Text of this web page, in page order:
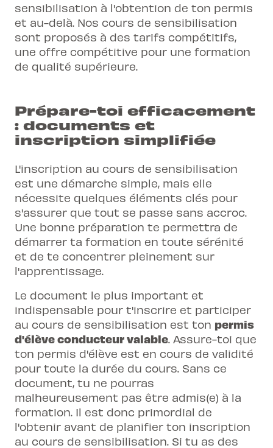
sensibilisation à l'obtention de ton permis
et au-delà. Nos cours de sensibilisation
sont proposés à des tarifs compétitifs,
une offre compétitive pour une formation
de qualité supérieure.
Prépare-toi efficacement
: documents et
inscription simplifiée
L'inscription au cours de sensibilisation
est une démarche simple, mais elle
nécessite quelques éléments clés pour
s'assurer que tout se passe sans accroc.
Une bonne préparation te permettra de
démarrer ta formation en toute sérénité
et de te concentrer pleinement sur
l'apprentissage.
Le document le plus important et
indispensable pour t'inscrire et participer
au cours de sensibilisation est ton permis
d'élève conducteur valable. Assure-toi que
ton permis d'élève est en cours de validité
pour toute la durée du cours. Sans ce
document, tu ne pourras
malheureusement pas être admis(e) à la
formation. Il est donc primordial de
l'obtenir avant de planifier ton inscription
au cours de sensibilisation. Si tu as des